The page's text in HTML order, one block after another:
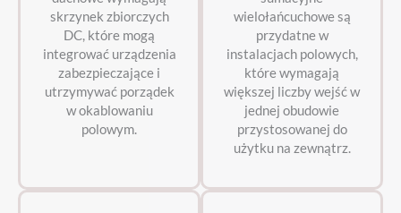
skrzynek zbiorczych
DC, które mogą
integrować urządzenia
zabezpieczające i
utrzymywać porządek
w okablowaniu
polowym.
wielołańcuchowe są
przydatne w
instalacjach polowych,
które wymagają
większej liczby wejść w
jednej obudowie
przystosowanej do
użytku na zewnątrz.